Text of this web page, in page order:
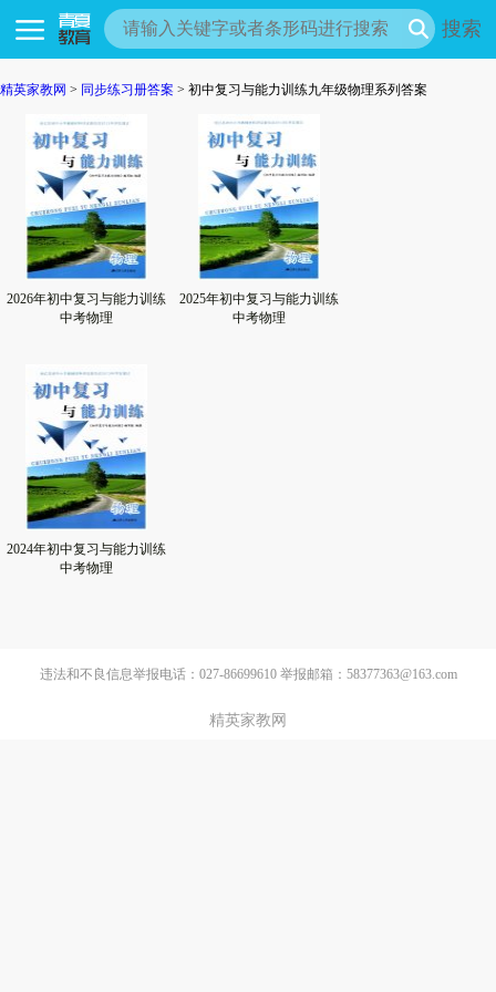
搜索
精英家教网 > 同步练习册答案 > 初中复习与能力训练九年级物理系列答案
2026年初中复习与能力训练
中考物理
2025年初中复习与能力训练
中考物理
2024年初中复习与能力训练
中考物理
违法和不良信息举报电话：027-86699610 举报邮箱：58377363@163.com
精英家教网